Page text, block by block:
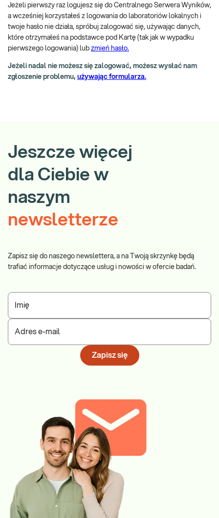
Jeżeli pierwszy raz logujesz się do Centralnego Serwera Wyników,
a wcześniej korzystałeś z logowania do laboratoriów lokalnych i
twoje hasło nie działa, spróbuj zalogować się, używając danych,
które otrzymałeś na podstawce pod Kartę (tak jak w wypadku
pierwszego logowania) lub zmień hasło.
Jeżeli nadal nie możesz się zalogować, możesz wysłać nam
zgłoszenie problemu, używając formularza.
Jeszcze więcej
dla Ciebie w
naszym
newsletterze
Zapisz się do naszego newslettera, a na Twoją skrzynkę będą
trafiać informacje dotyczące usług i nowości w ofercie badań.
Imię
Adres e-mail
Zapisz się